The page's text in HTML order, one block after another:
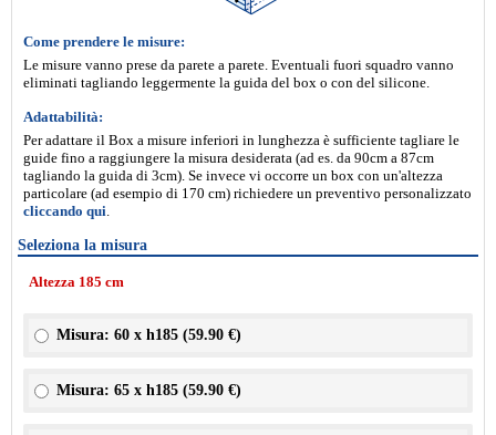
Come prendere le misure:
Le misure vanno prese da parete a parete. Eventuali fuori squadro vanno
eliminati tagliando leggermente la guida del box o con del silicone.
Adattabilità:
Per adattare il Box a misure inferiori in lunghezza è sufficiente tagliare le
guide fino a raggiungere la misura desiderata (ad es. da 90cm a 87cm
tagliando la guida di 3cm). Se invece vi occorre un box con un'altezza
particolare (ad esempio di 170 cm) richiedere un preventivo personalizzato
cliccando qui
Seleziona la misura
Altezza 185 cm
Misura: 60 x h185 (59.90 €)
Misura: 65 x h185 (59.90 €)